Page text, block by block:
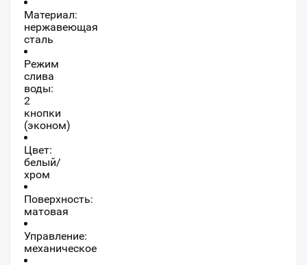
Материал:
нержавеющая
сталь
Режим
слива
воды:
2
кнопки
(эконом)
Цвет:
белый/
хром
Поверхность:
матовая
Управление:
механическое